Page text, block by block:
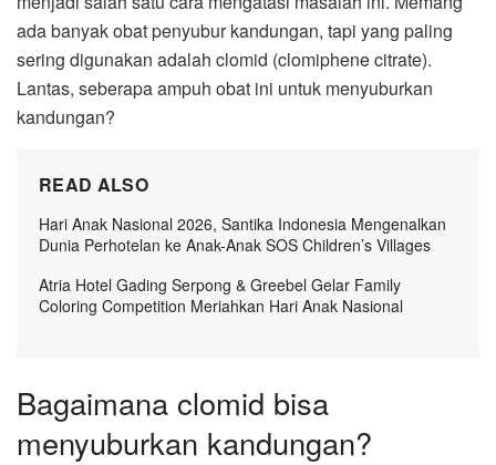
ada banyak obat penyubur kandungan, tapi yang paling
sering digunakan adalah clomid (clomiphene citrate).
Lantas, seberapa ampuh obat ini untuk menyuburkan
kandungan?
READ ALSO
Hari Anak Nasional 2026, Santika Indonesia Mengenalkan
Dunia Perhotelan ke Anak-Anak SOS Children’s Villages
Atria Hotel Gading Serpong & Greebel Gelar Family
Coloring Competition Meriahkan Hari Anak Nasional
Bagaimana clomid bisa
menyuburkan kandungan?